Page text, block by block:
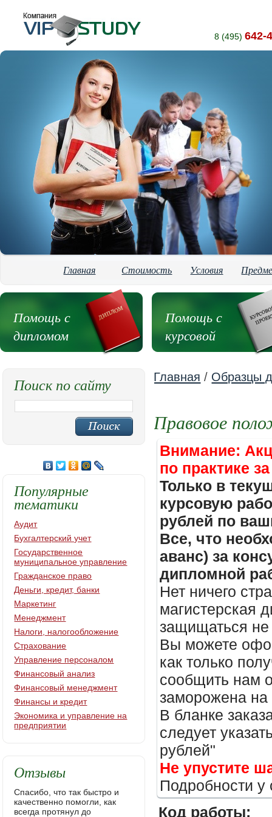
8 (495) 642-
Главная Стоимость Условия
Помощь с
дипломом
Помощь с
курсовой
Главная / Образцы
Правовое
Внимание:
по практике
Только в
курсовую
рублей по
Все, что
аванс) за
дипломной
Нет ничего
магистерская
защищаться не
Вы можете
как только
сообщить нам
заморожена
В бланке
следует
рублей"
Не упустите
Подробности
Код работы:
Поиск по сайту
Популярные
тематики
Аудит
Бухгалтерский учет
Государственное
муниципальное управление
Гражданское право
Деньги, кредит, банки
Маркетинг
Менеджмент
Налоги, налогообложение
Страхование
Управление персоналом
Финансовый анализ
Финансовый менеджмент
Финансы и кредит
Экономика и управление на
предприятии
Отзывы
Спасибо, что так быстро и
качественно помогли, как
всегда протянул до